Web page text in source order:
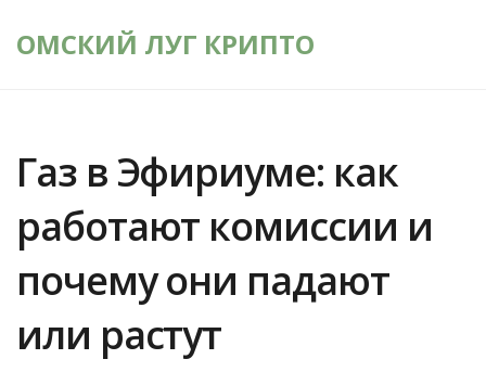
ОМСКИЙ ЛУГ КРИПТО
Газ в Эфириуме: как
работают комиссии и
почему они падают
или растут